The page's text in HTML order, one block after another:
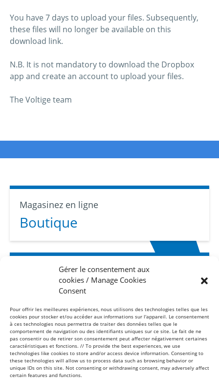
Gérer le consentement aux
cookies / Manage Cookies
Consent
Pour offrir les meilleures expériences, nous utilisons des technologies telles que les
cookies pour stocker et/ou accéder aux informations sur l'appareil. Le consentement
à ces technologies nous permettra de traiter des données telles que le
comportement de navigation ou des identifiants uniques sur ce site. Le fait de ne
pas consentir ou de retirer son consentement peut affecter négativement certaines
caractéristiques et fonctions. // To provide the best experiences, we use
technologies like cookies to store and/or access device information. Consenting to
these technologies will allow us to process data such as browsing behavior or
unique IDs on this site. Not consenting or withdrawing consent, may adversely affect
certain features and functions.
You have 7 days to upload your files. Subsequently,
these files will no longer be available on this
download link.
N.B. It is not mandatory to download the Dropbox
app and create an account to upload your files.
The Voltige team
Magasinez en ligne
Boutique
Abonnez-vous
Infolettre
Sans frais
1-877-865-8443